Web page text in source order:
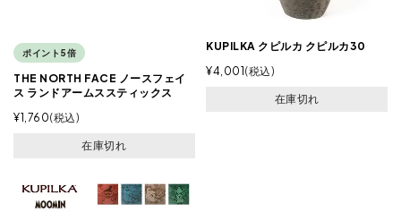
ポイント5倍
THE NORTH FACE ノースフェイ
ス ランドアームススティックス
¥1,760 税込
在庫切れ
KUPILKA クピルカ クピルカ30
¥4,001 税込
在庫切れ